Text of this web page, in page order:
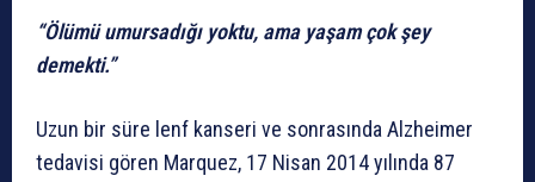
“Ölümü umursadığı yoktu, ama yaşam çok şey
demekti.”
Uzun bir süre lenf kanseri ve sonrasında Alzheimer
tedavisi gören Marquez, 17 Nisan 2014 yılında 87